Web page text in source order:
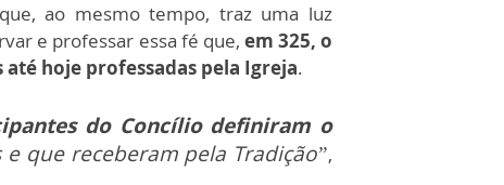
ao mesmo tempo, traz uma luz
e professar essa fé que, em 325, o
hoje professadas pela Igreja.
do Concílio definiram o
que receberam pela Tradição”,